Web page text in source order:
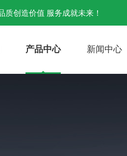
质创造价值 服务成就未来！
产品中心 新闻中心